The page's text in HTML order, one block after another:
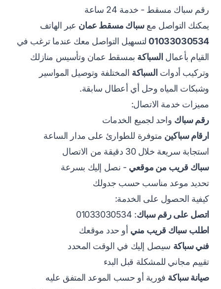
رقم سباك مسقط - خدمة 24 ساعة
يمكنك التواصل معسباك مسقط عمان عبر الهاتف
01033030534لتسهيل التواصل معك عندما ترغب في
القيام بأعمال السباكة بمسقط عمان وتأسيس منازلك
وتركيب أدوات السباكة المختلفة وتوصيل المواسير
وشبكات المياه وحل أي أعطال سابقة.
مميزات خدمة الاتصال:
رقم سباك واحد لجميع الخدمات
ارقام سباكين متوفرة للطوارئ على مدار الساعة
استجابة سريعة خلال 30 دقيقة من الاتصال
سباك قريب من موقعي - نصل إليك بسرعة
تحديد موعد مناسب حسب جدولك
كيفية الحصول على الخدمة:
اتصل على رقم سباك: 01033030534
اطلب سباك قريب مني أو حدد موقعك
فني سباكة سيصل إليك في الوقت المحدد
تقييم مجاني للمشكلة قبل البدء
صيانة سباكة فورية أو حسب الموعد المتفق عليه